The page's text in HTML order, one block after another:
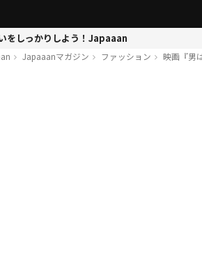
をしっかりしよう！Japaaan
Japaaanマガジン ファッション 映画『男